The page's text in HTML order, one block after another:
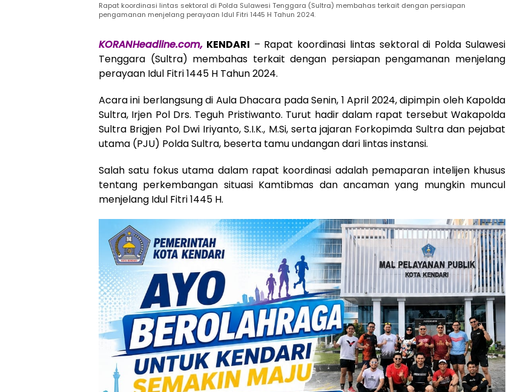
Rapat koordinasi lintas sektoral di Polda Sulawesi Tenggara (Sultra) membahas terkait dengan persiapan
pengamanan menjelang perayaan Idul Fitri 1445 H Tahun 2024.
KORANHeadline.com, KENDARI – Rapat koordinasi lintas sektoral di Polda Sulawesi
Tenggara (Sultra) membahas terkait dengan persiapan pengamanan menjelang
perayaan Idul Fitri 1445 H Tahun 2024.
Acara ini berlangsung di Aula Dhacara pada Senin, 1 April 2024, dipimpin oleh Kapolda
Sultra, Irjen Pol Drs. Teguh Pristiwanto. Turut hadir dalam rapat tersebut Wakapolda
Sultra Brigjen Pol Dwi Iriyanto, S.I.K., M.Si, serta jajaran Forkopimda Sultra dan pejabat
utama (PJU) Polda Sultra, beserta tamu undangan dari lintas instansi.
Salah satu fokus utama dalam rapat koordinasi adalah pemaparan intelijen khusus
tentang perkembangan situasi Kamtibmas dan ancaman yang mungkin muncul
menjelang Idul Fitri 1445 H.